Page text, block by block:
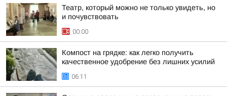
Театр, который можно не только увидеть, но
и почувствовать
00:00
Компост на грядке: как легко получить
качественное удобрение без лишних усилий
06:11